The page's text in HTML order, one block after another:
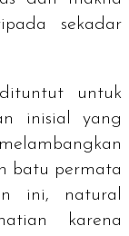
sekadar
untuk
inisial yang
batu permata
ini, natural
karena